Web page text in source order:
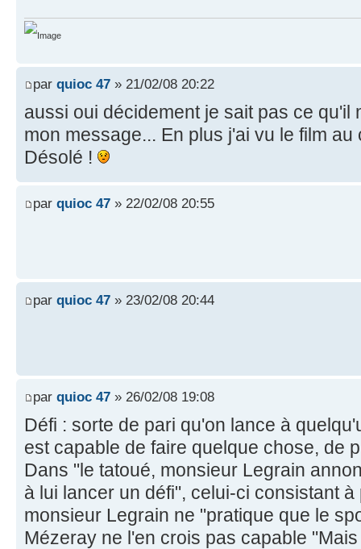
par quioc 47 » 21/02/08 20:22
aussi oui décidement je sait pas ce qu'il
mon message... En plus j'ai vu le film
Désolé !
par quioc 47 » 22/02/08 20:55
par quioc 47 » 23/02/08 20:44
par quioc 47 » 26/02/08 19:08
Défi : sorte de pari qu'on lance à
est capable de faire quelque chose, de
Dans "le tatoué, monsieur Legrain
à lui lancer un défi", celui-ci consistant
monsieur Legrain ne "pratique que le
Mézeray ne l'en crois pas capable